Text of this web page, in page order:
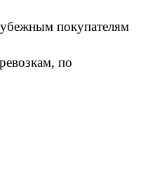
покупателям
по